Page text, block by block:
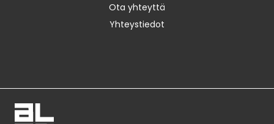
Ota yhteyttä
Yhteystiedot